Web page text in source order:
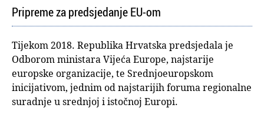
Pripreme za predsjedanje EU-om
Tijekom 2018. Republika Hrvatska predsjedala je
Odborom ministara Vijeća Europe, najstarije
europske organizacije, te Srednjoeuropskom
inicijativom, jednim od najstarijih foruma regionalne
suradnje u srednjoj i istočnoj Europi.